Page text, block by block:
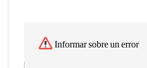
Informar sobre un error